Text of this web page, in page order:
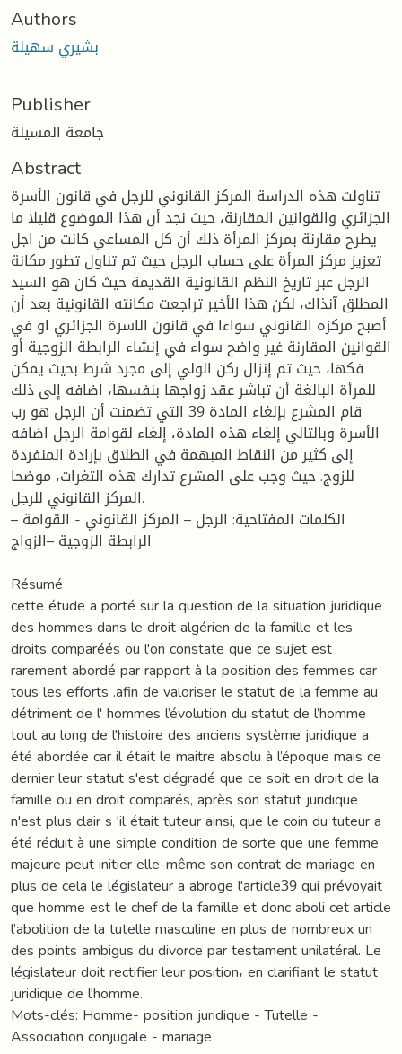
Authors
بشيري سهيلة
Publisher
جامعة المسيلة
Abstract
تناولت هذه الدراسة المركز القانوني للرجل في قانون الأسرة
الجزائري والقوانين المقارنة، حيث نجد أن هذا الموضوع قليلا ما
يطرح مقارنة بمركز المرأة ذلك أن كل المساعي كانت من اجل
تعزيز مركز المرأة على حساب الرجل حيث تم تناول تطور مكانة
الرجل عبر تاريخ النظم القانونية القديمة حيث كان هو السيد
المطلق آنذاك، لكن هذا الأخير تراجعت مكانته القانونية بعد أن
أصبح مركزه القانوني سواءا في قانون الاسرة الجزائري او في
القوانين المقارنة غير واضح سواء في إنشاء الرابطة الزوجية أو
فكها، حيث تم إنزال ركن الولي إلى مجرد شرط بحيث يمكن
للمرأة البالغة أن تباشر عقد زواجها بنفسها، اضافه إلى ذلك
قام المشرع بإلغاء المادة 39 التي تضمنت أن الرجل هو رب
الأسرة وبالتالي إلغاء هذه المادة، إلغاء لقوامة الرجل اضافه
إلى كثير من النقاط المبهمة في الطلاق بإرادة المنفردة
للزوج. حيث وجب على المشرع تدارك هذه الثغرات، موضحا
المركز القانوني للرجل.
الكلمات المفتاحية: الرجل – المركز القانوني - القوامة –
الرابطة الزوجية –الزواج
Résumé
cette étude a porté sur la question de la situation juridique
des hommes dans le droit algérien de la famille et les
droits comparéés ou l'on constate que ce sujet est
rarement abordé par rapport à la position des femmes car
tous les efforts .afin de valoriser le statut de la femme au
détriment de l' hommes l’évolution du statut de l’homme
tout au long de l'histoire des anciens système juridique a
été abordée car il était le maitre absolu à l’époque mais ce
dernier leur statut s'est dégradé que ce soit en droit de la
famille ou en droit comparés, après son statut juridique
n'est plus clair s 'il était tuteur ainsi, que le coin du tuteur a
été réduit à une simple condition de sorte que une femme
majeure peut initier elle-même son contrat de mariage en
plus de cela le législateur a abroge l'article39 qui prévoyait
que homme est le chef de la famille et donc aboli cet article
l’abolition de la tutelle masculine en plus de nombreux un
des points ambigus du divorce par testament unilatéral. Le
législateur doit rectifier leur position، en clarifiant le statut
juridique de l'homme.
Mots-clés: Homme- position juridique - Tutelle -
Association conjugale - mariage